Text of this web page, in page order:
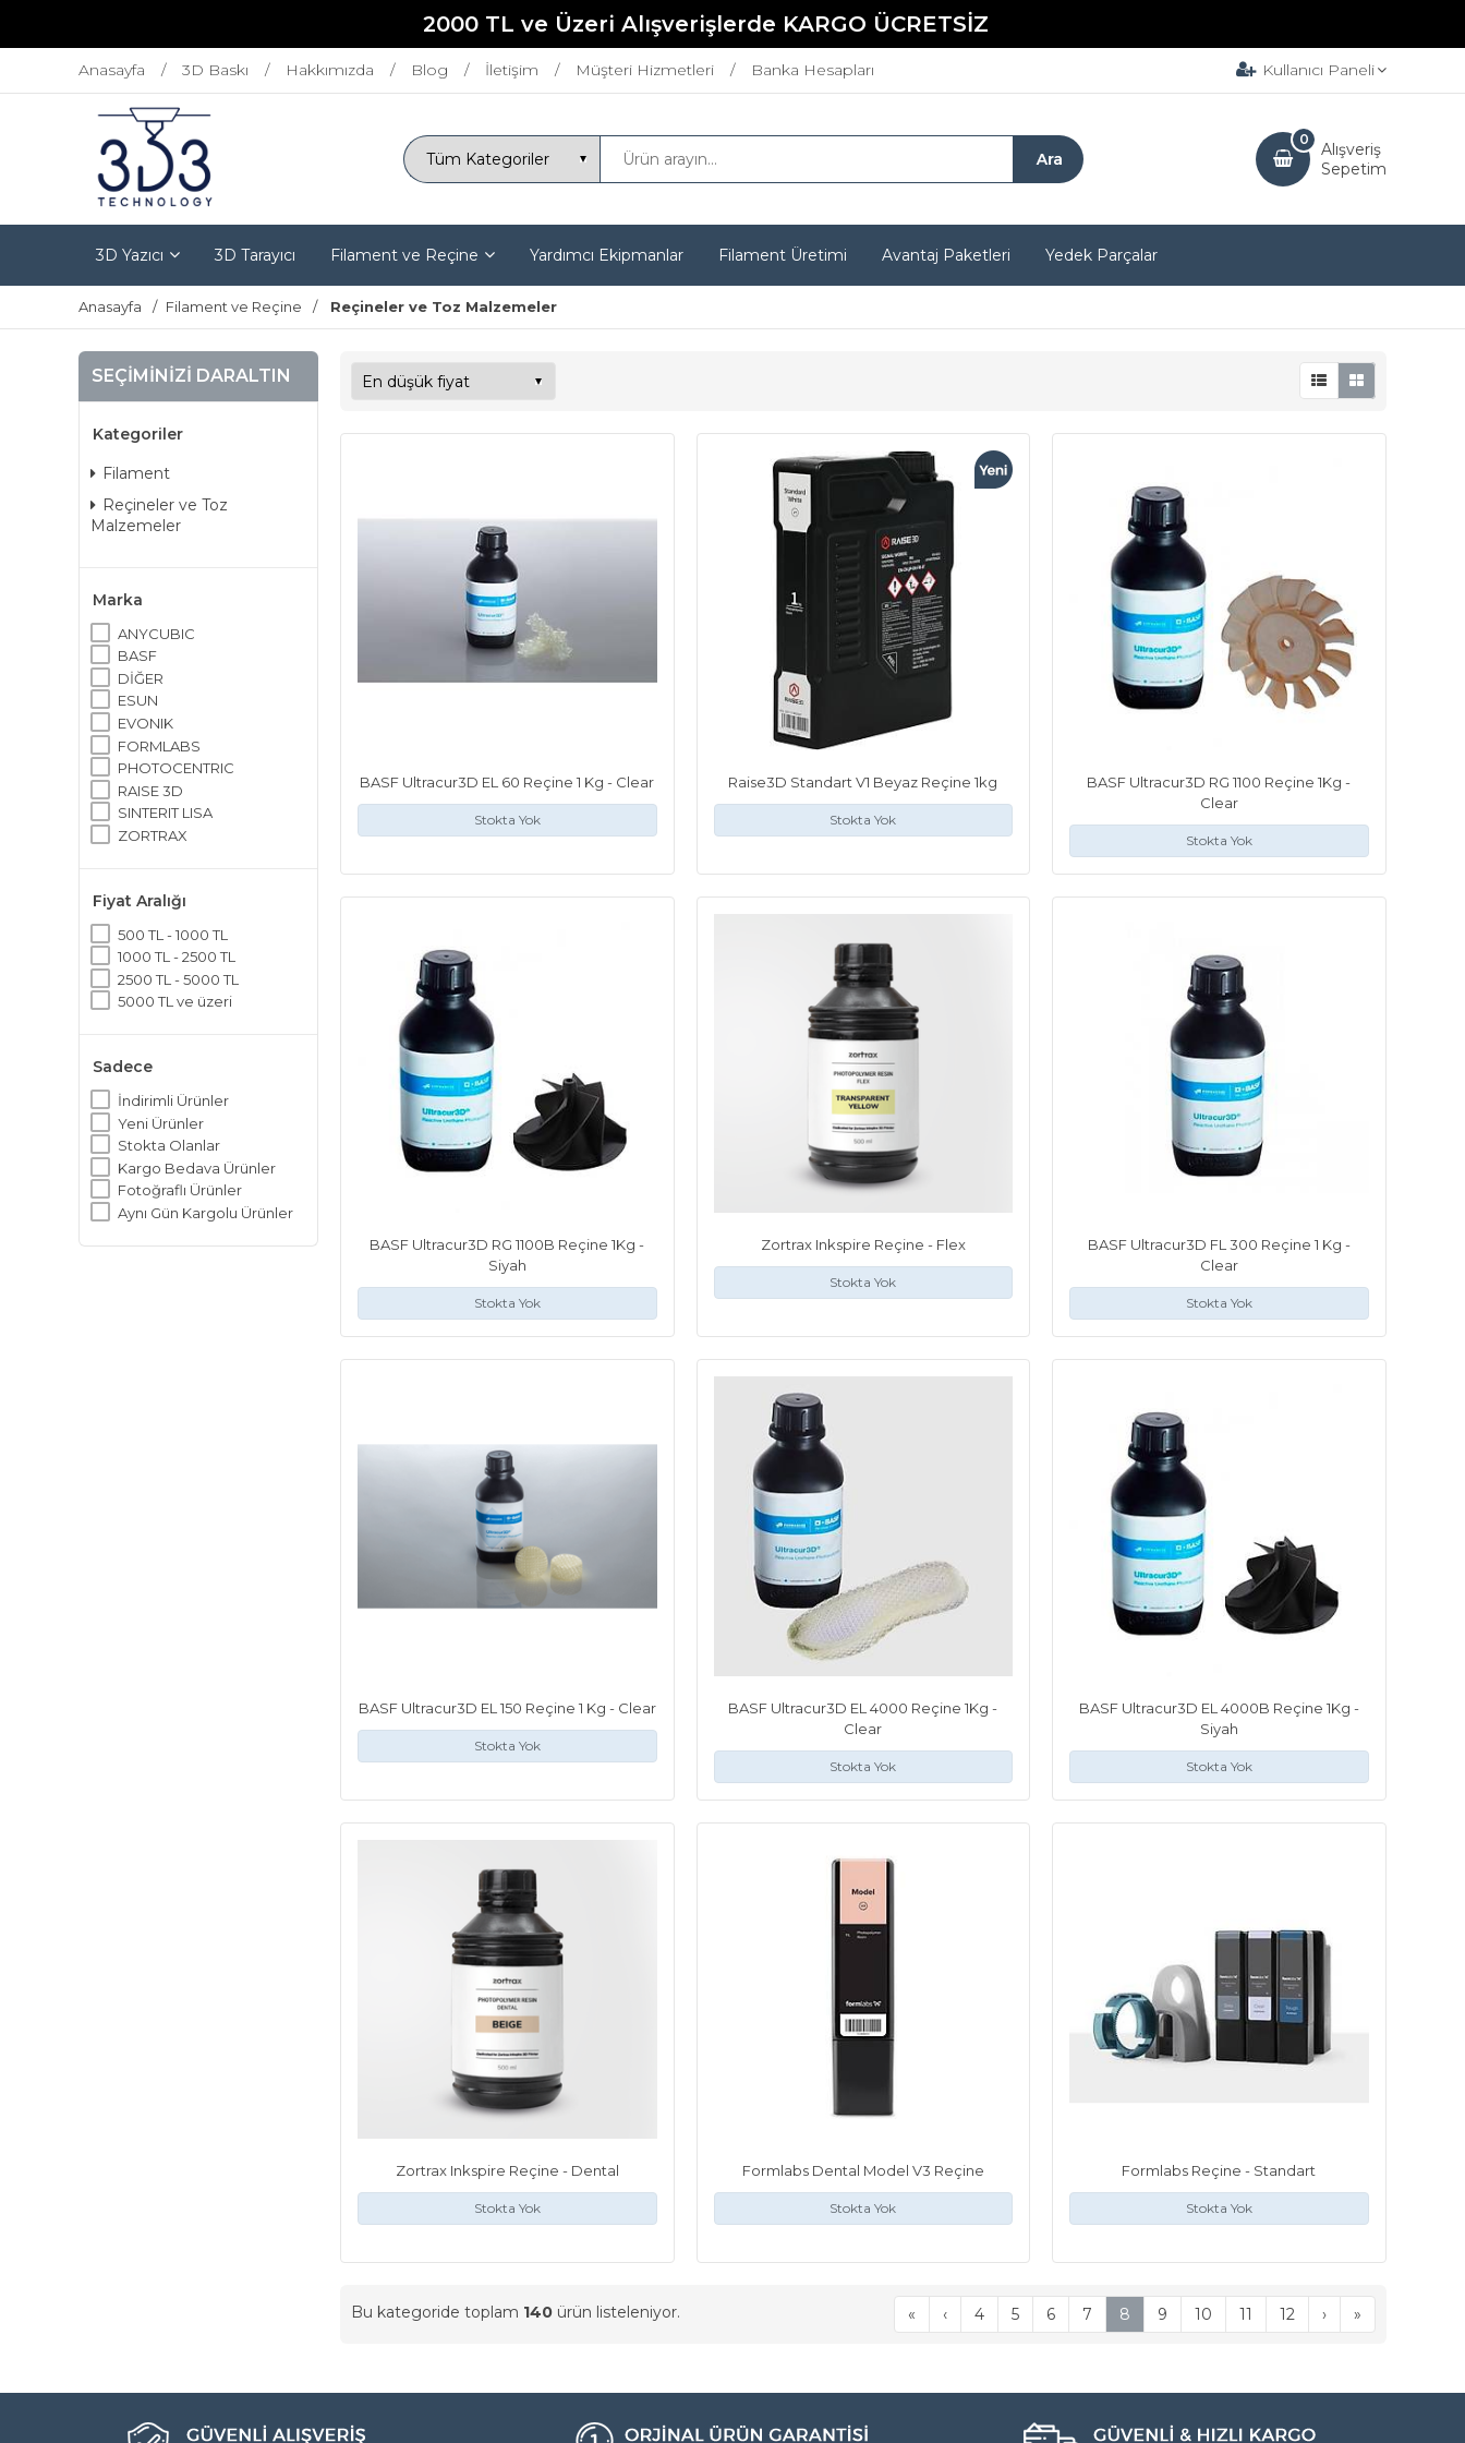
2000 TL ve Üzeri Alışverişlerde KARGO ÜCRETSİZ
Anasayfa 3D Baskı Hakkımızda Blog İletişim Müşteri Hizmetleri Banka Hesapları Kullanıcı Paneli
Alışveriş
Sepetim
0
3D Yazıcı 3D Tarayıcı Filament ve Reçine Yardımcı Ekipmanlar Filament Üretimi Avantaj Paketleri Yedek Parçalar
Anasayfa Filament ve Reçine Reçineler ve Toz Malzemeler
SEÇIMINIZI DARALTIN
Kategoriler
Filament
Reçineler ve Toz
Malzemeler
Marka
ANYCUBIC
BASF
DİĞER
ESUN
EVONIK
FORMLABS
PHOTOCENTRIC
RAISE 3D
SINTERIT LISA
ZORTRAX
Fiyat Aralığı
500 TL - 1000 TL
1000 TL - 2500 TL
2500 TL - 5000 TL
5000 TL ve üzeri
Sadece
İndirimli Ürünler
Yeni Ürünler
Stokta Olanlar
Kargo Bedava Ürünler
Fotoğraflı Ürünler
Aynı Gün Kargolu Ürünler
BASF Ultracur3D EL 60 Reçine 1 Kg - Clear
Stokta Yok
Raise3D Standart V1 Beyaz Reçine 1kg
Stokta Yok
BASF Ultracur3D RG 1100 Reçine 1Kg -
Clear
Stokta Yok
BASF Ultracur3D RG 1100B Reçine 1Kg -
Siyah
Stokta Yok
Zortrax Inkspire Reçine - Flex
Stokta Yok
BASF Ultracur3D FL 300 Reçine 1 Kg -
Clear
Stokta Yok
BASF Ultracur3D EL 150 Reçine 1 Kg - Clear
Stokta Yok
BASF Ultracur3D EL 4000 Reçine 1Kg -
Clear
Stokta Yok
BASF Ultracur3D EL 4000B Reçine 1Kg -
Siyah
Stokta Yok
Zortrax Inkspire Reçine - Dental
Stokta Yok
Formlabs Dental Model V3 Reçine
Stokta Yok
Formlabs Reçine - Standart
Stokta Yok
Bu kategoride toplam 140 ürün listeleniyor. « ‹ 4 5 6 7 8 9 10 11 12 › »